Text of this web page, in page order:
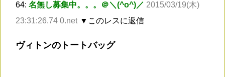
64: 名無し募集中。。。＠＼(^o^)／ 2015/03/19(木)
23:31:26.74 0.net ▼このレスに返信
ヴィトンのトートバッグ